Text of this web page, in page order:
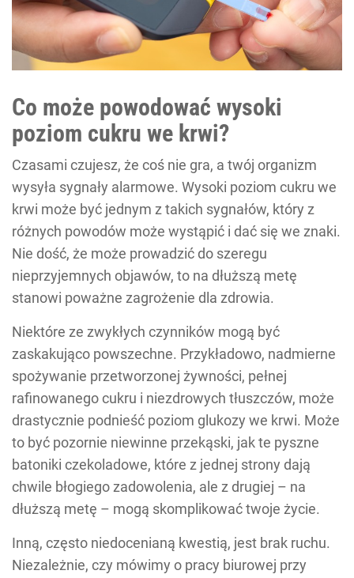
Co może powodować wysoki
poziom cukru we krwi?
Czasami czujesz, że coś nie gra, a twój organizm
wysyła sygnały alarmowe. Wysoki poziom cukru we
krwi może być jednym z takich sygnałów, który z
różnych powodów może wystąpić i dać się we znaki.
Nie dość, że może prowadzić do szeregu
nieprzyjemnych objawów, to na dłuższą metę
stanowi poważne zagrożenie dla zdrowia.
Niektóre ze zwykłych czynników mogą być
zaskakująco powszechne. Przykładowo, nadmierne
spożywanie przetworzonej żywności, pełnej
rafinowanego cukru i niezdrowych tłuszczów, może
drastycznie podnieść poziom glukozy we krwi. Może
to być pozornie niewinne przekąski, jak te pyszne
batoniki czekoladowe, które z jednej strony dają
chwile błogiego zadowolenia, ale z drugiej – na
dłuższą metę – mogą skomplikować twoje życie.
Inną, często niedocenianą kwestią, jest brak ruchu.
Niezależnie, czy mówimy o pracy biurowej przy